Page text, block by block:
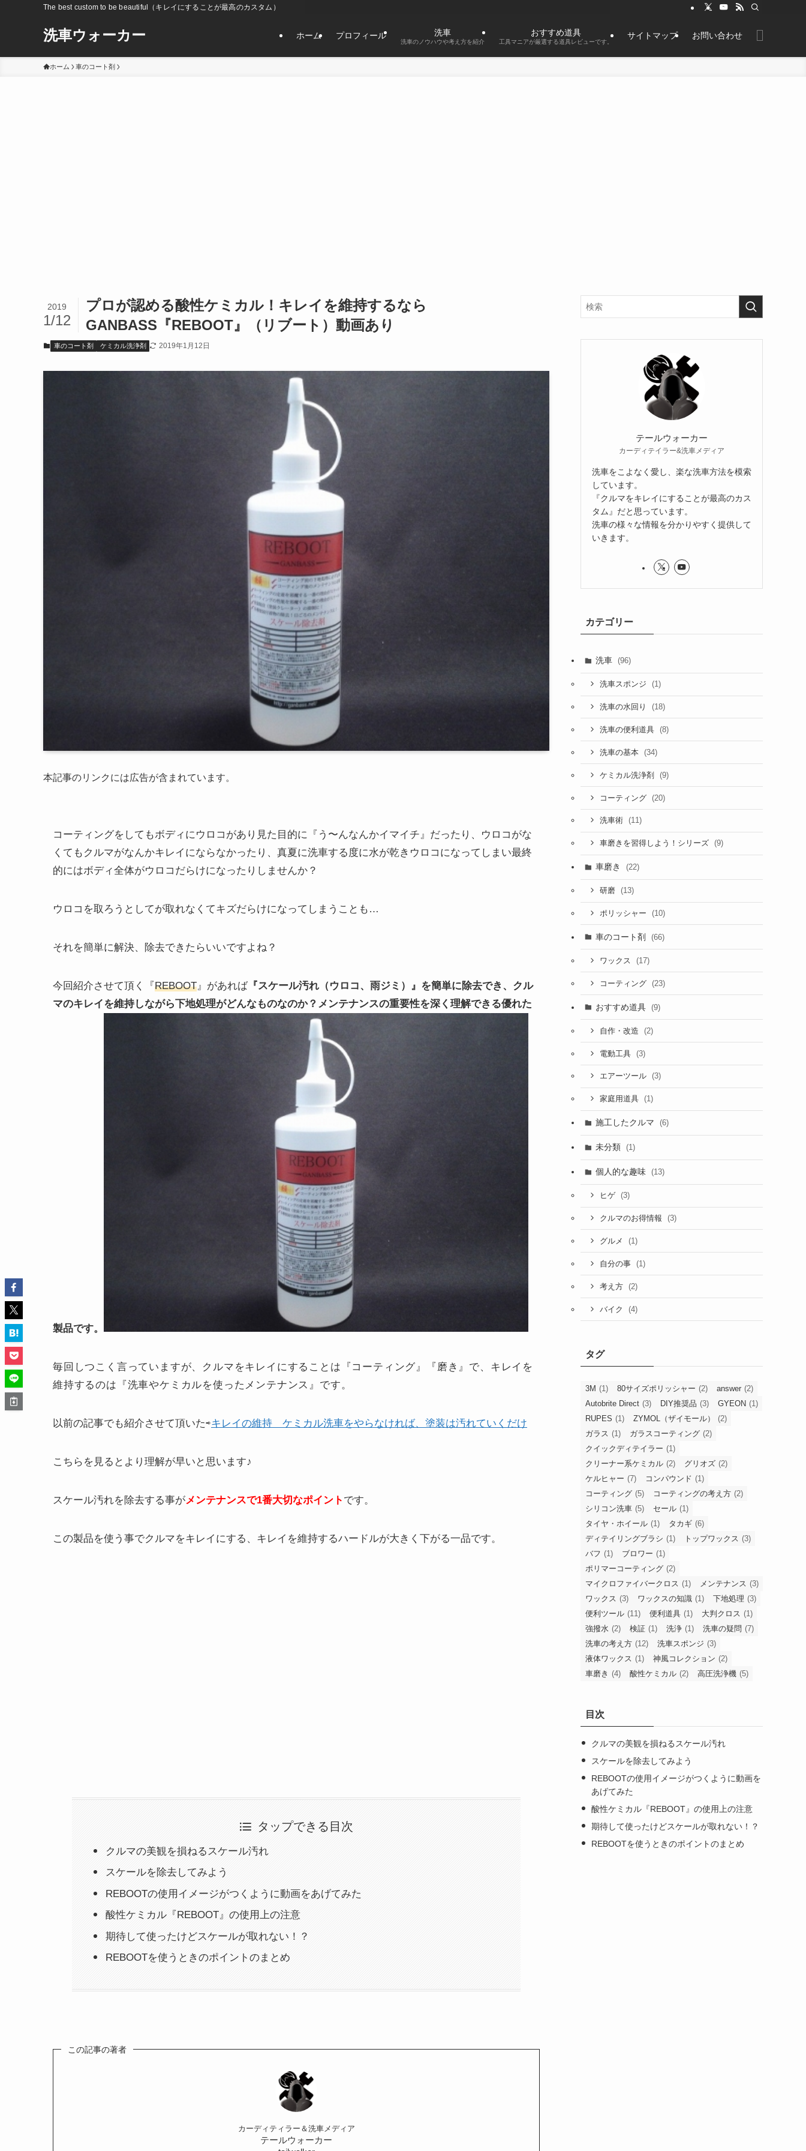
The best custom to be beautiful（キレイにすることが最高のカスタム）
洗車ウォーカー ホーム プロフィール 洗車
洗車のノウハウや考え方を紹介
おすすめ道具
工具マニアが厳選する道具レビューです。
サイトマップ お問い合わせ
ホーム 車のコート剤
プロが認める酸性ケミカル！キレイを維持するなら
GANBASS『REBOOT』（リブート）動画あり
2019
1/12
車のコート剤 ケミカル洗浄剤 2019年1月12日
本記事のリンクには広告が含まれています。
コーティングをしてもボディにウロコがあり見た目的に『う〜んなんかイマイチ』だったり、ウロコがな
くてもクルマがなんかキレイにならなかったり、真夏に洗車する度に水が乾きウロコになってしまい最終
的にはボディ全体がウロコだらけになったりしませんか？
ウロコを取ろうとしてが取れなくてキズだらけになってしまうことも…
それを簡単に解決、除去できたらいいですよね？
今回紹介させて頂く『REBOOT』があれば『スケール汚れ（ウロコ、雨ジミ）』を簡単に除去でき、クル
マのキレイを維持しながら下地処理がどんなものなのか？メンテナンスの重要性を深く理解できる優れた
製品です。
毎回しつこく言っていますが、クルマをキレイにすることは『コーティング』『磨き』で、キレイを
維持するのは『洗車やケミカルを使ったメンテナンス』です。
以前の記事でも紹介させて頂いた⇨キレイの維持 ケミカル洗車をやらなければ、塗装は汚れていくだけ
こちらを見るとより理解が早いと思います♪
スケール汚れを除去する事がメンテナンスで1番大切なポイント です。
この製品を使う事でクルマをキレイにする、キレイを維持するハードルが大きく下がる一品です。
タップできる目次
クルマの美観を損ねるスケール汚れ
スケールを除去してみよう
REBOOTの使用イメージがつくように動画をあげてみた
酸性ケミカル『REBOOT』の使用上の注意
期待して使ったけどスケールが取れない！？
REBOOTを使うときのポイントのまとめ
この記事の著者
カーディティラー＆洗車メディア
テールウォーカー
テールウォーカー
カーディテイラー&洗車メディア
洗車をこよなく愛し、楽な洗車方法を模索
しています。
『クルマをキレイにすることが最高のカス
タム』だと思っています。
洗車の様々な情報を分かりやすく提供して
いきます。
カテゴリー
洗車 (96)
洗車スポンジ (1)
洗車の水回り (18)
洗車の便利道具 (8)
洗車の基本 (34)
ケミカル洗浄剤 (9)
コーティング (20)
洗車術 (11)
車磨きを習得しよう！シリーズ (9)
車磨き (22)
研磨 (13)
ポリッシャー (10)
車のコート剤 (66)
ワックス (17)
コーティング (23)
おすすめ道具 (9)
自作・改造 (2)
電動工具 (3)
エアーツール (3)
家庭用道具 (1)
施工したクルマ (6)
未分類 (1)
個人的な趣味 (13)
ヒゲ (3)
クルマのお得情報 (3)
グルメ (1)
自分の事 (1)
考え方 (2)
バイク (4)
タグ
3M (1) 80サイズポリッシャー (2) answer (2)
Autobrite Direct (3) DIY推奨品 (3) GYEON (1)
RUPES (1) ZYMOL（ザイモール）
(2)
ガラス (1) ガラスコーティング (2)
クイックディテイラー (1)
クリーナー系ケミカル (2) グリオズ (2)
ケルヒャー (7) コンパウンド (1)
コーティング (5) コーティングの考え方 (2)
シリコン洗車 (5) セール (1)
タイヤ・ホイール (1) タカギ (6)
ディテイリングブラシ (1) トップワックス (3)
バフ (1) ブロワー (1)
ポリマーコーティング (2)
マイクロファイバークロス (1) メンテナンス (3)
ワックス (3) ワックスの知識 (1) 下地処理 (3)
便利ツール (11) 便利道具 (1) 大判クロス (1)
強撥水 (2) 検証 (1) 洗浄 (1) 洗車の疑問 (7)
洗車の考え方 (12) 洗車スポンジ (3)
液体ワックス (1) 神風コレクション (2)
車磨き (4) 酸性ケミカル (2) 高圧洗浄機 (5)
目次
クルマの美観を損ねるスケール汚れ
スケールを除去してみよう
REBOOTの使用イメージがつくように動画を
あげてみた
酸性ケミカル『REBOOT』の使用上の注意
期待して使ったけどスケールが取れない！？
REBOOTを使うときのポイントのまとめ